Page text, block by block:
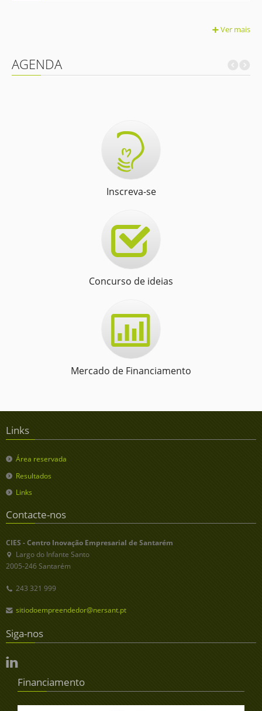
Ver mais
AGENDA
Inscreva-se
Concurso de ideias
Mercado de Financiamento
Links
Área reservada
Resultados
Links
Contacte-nos
CIES - Centro Inovação Empresarial de Santarém
Largo do Infante Santo
2005-246 Santarém
243 321 999
sitiodoempreendedor@nersant.pt
Siga-nos
Financiamento